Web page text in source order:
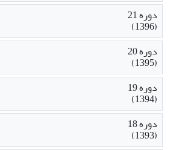
دوره 21
(1396)
دوره 20
(1395)
دوره 19
(1394)
دوره 18
(1393)